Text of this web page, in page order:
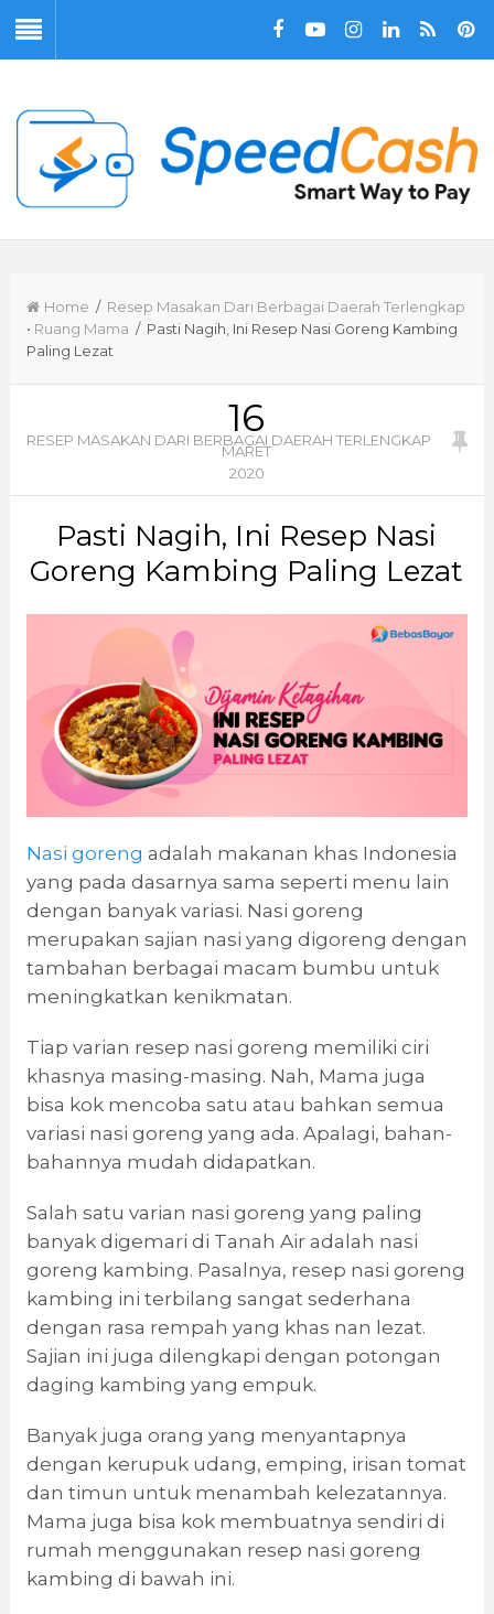
Home / Resep Masakan Dari Berbagai Daerah Terlengkap
• Ruang Mama / Pasti Nagih, Ini Resep Nasi Goreng Kambing
Paling Lezat
16
MARET
2020
RESEP MASAKAN DARI BERBAGAI DAERAH TERLENGKAP
Pasti Nagih, Ini Resep Nasi
Goreng Kambing Paling Lezat
Nasi goreng adalah makanan khas Indonesia
yang pada dasarnya sama seperti menu lain
dengan banyak variasi. Nasi goreng
merupakan sajian nasi yang digoreng dengan
tambahan berbagai macam bumbu untuk
meningkatkan kenikmatan.
Tiap varian resep nasi goreng memiliki ciri
khasnya masing-masing. Nah, Mama juga
bisa kok mencoba satu atau bahkan semua
variasi nasi goreng yang ada. Apalagi, bahan-
bahannya mudah didapatkan.
Salah satu varian nasi goreng yang paling
banyak digemari di Tanah Air adalah nasi
goreng kambing. Pasalnya, resep nasi goreng
kambing ini terbilang sangat sederhana
dengan rasa rempah yang khas nan lezat.
Sajian ini juga dilengkapi dengan potongan
daging kambing yang empuk.
Banyak juga orang yang menyantapnya
dengan kerupuk udang, emping, irisan tomat
dan timun untuk menambah kelezatannya.
Mama juga bisa kok membuatnya sendiri di
rumah menggunakan resep nasi goreng
kambing di bawah ini.